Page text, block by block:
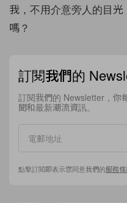
我，不用介意旁人的目
嗎？
訂閱我們的
訂閱我們的 Newsletter，你
聞和最新潮流資訊。
點擊訂閱即表示您同意我們的服務